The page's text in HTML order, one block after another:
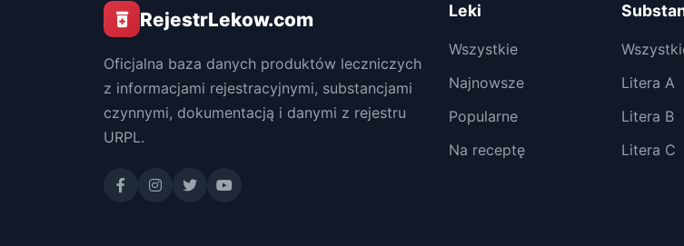
RejestrLekow.com
Oficjalna baza danych produktów leczniczych
z informacjami rejestracyjnymi, substancjami
czynnymi, dokumentacją i danymi z rejestru
URPL.
Leki
Wszystkie
Najnowsze
Popularne
Na receptę
Litera A
Litera B
Litera C